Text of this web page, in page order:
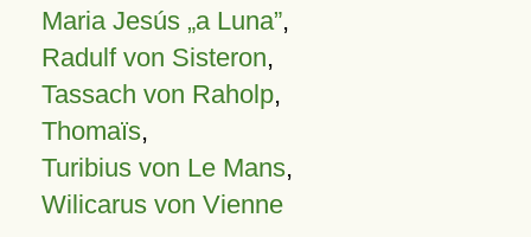
Maria Jesús „a Luna”,
Radulf von Sisteron,
Tassach von Raholp,
Thomaïs,
Turibius von Le Mans,
Wilicarus von Vienne